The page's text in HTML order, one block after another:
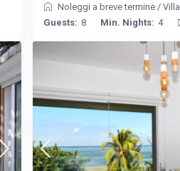
Noleggi a breve termine/ Villa
Guests: 8 Min. Nights: 4